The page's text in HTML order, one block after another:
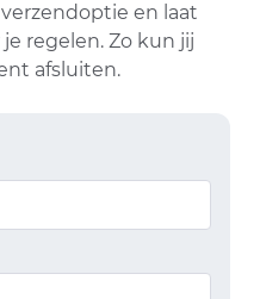
en laat
regelen. Zo kun jij
afsluiten.